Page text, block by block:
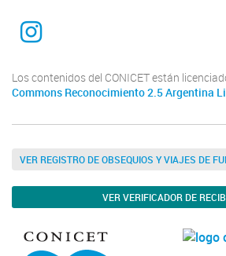
INTEQUI
Los contenidos del CONICET están
Commons Reconocimiento 2.5 Argentina
VER REGISTRO DE OBSEQUIOS Y VIAJES DE
VER VERIFICADOR DE